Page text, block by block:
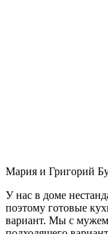
Мария и Григорий
У нас в доме
поэтому готовые
вариант. Мы с